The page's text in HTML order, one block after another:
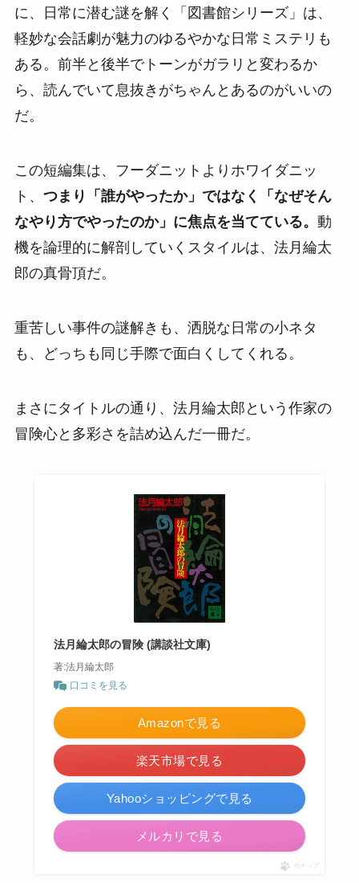
に、日常に潜む謎を解く「図書館シリーズ」は、
軽妙な会話劇が魅力のゆるやかな日常ミステリも
ある。前半と後半でトーンがガラリと変わるか
ら、読んでいて息抜きがちゃんとあるのがいいの
だ。
この短編集は、フーダニットよりホワイダニッ
ト、 つまり「誰がやったか」ではなく「なぜそん
なやり方でやったのか」に焦点を当てている。 動
機を論理的に解剖していくスタイルは、法月綸太
郎の真骨頂だ。
重苦しい事件の謎解きも、洒脱な日常の小ネタ
も、どっちも同じ手際で面白くしてくれる。
まさにタイトルの通り、法月綸太郎という作家の
冒険心と多彩さを詰め込んだ一冊だ。
法月綸太郎の冒険 (講談社文庫)
著:法月綸太郎
口コミを見る
Amazonで見る
楽天市場で見る
Yahooショッピングで見る
メルカリで見る
ポチップ